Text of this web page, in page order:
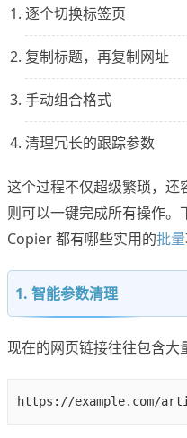
逐个切换标签页
复制标题，再复制网址
手动组合格式
清理冗长的跟踪参数
这个过程不仅超级繁琐，还
则可以一键完成所有操作
Copier 都有哪些实用的批量
1. 智能参数清理
现在的网页链接往往包含大